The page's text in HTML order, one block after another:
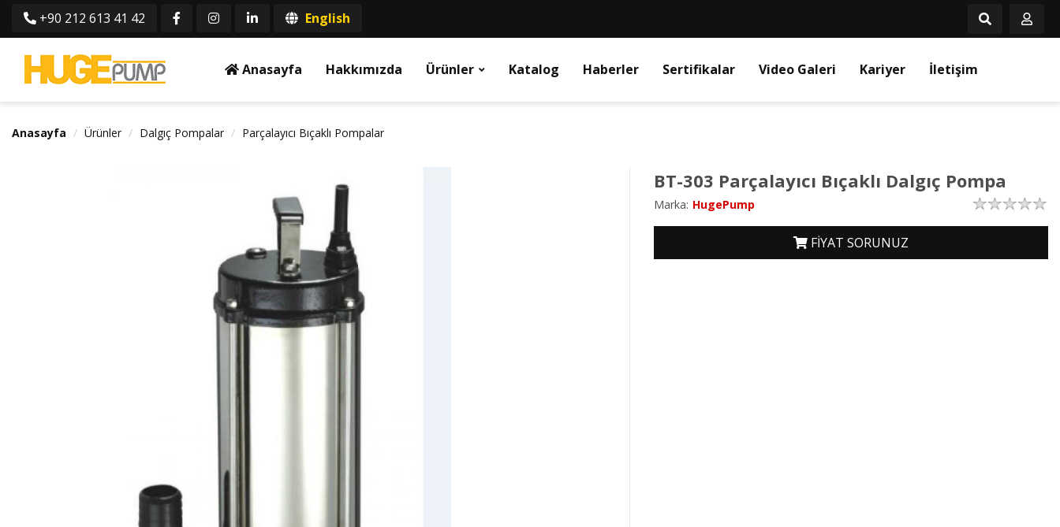
+90 212 613 41 42 English
Anasayfa Hakkımızda Ürünler Katalog Haberler Sertifikalar Video Galeri Kariyer İletişim
Anasayfa Ürünler Dalgıç Pompalar Parçalayıcı Bıçaklı Pompalar
BT-303 Parçalayıcı Bıçaklı Dalgıç Pompa
Marka: HugePump
FİYAT SORUNUZ